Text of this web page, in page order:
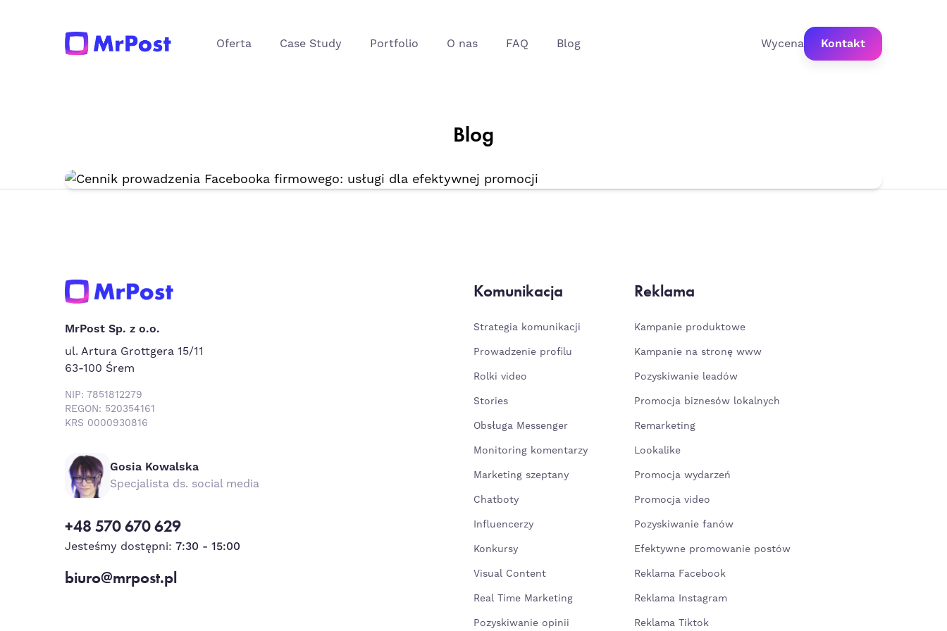
Oferta Case Study Portfolio O nas FAQ Blog Wycena Kontakt
Blog
MrPost Sp. z o.o.
ul. Artura Grottgera 15/11
63-100 Śrem
NIP: 7851812279
REGON: 520354161
KRS 0000930816
Gosia Kowalska
Specjalista ds. social media
+48 570 670 629
Jesteśmy dostępni: 7:30 - 15:00
biuro@mrpost.pl
Komunikacja
Strategia komunikacji
Prowadzenie profilu
Rolki video
Stories
Obsługa Messenger
Monitoring komentarzy
Marketing szeptany
Chatboty
Influencerzy
Konkursy
Visual Content
Real Time Marketing
Pozyskiwanie opinii
Reklama
Kampanie produktowe
Kampanie na stronę www
Pozyskiwanie leadów
Promocja biznesów lokalnych
Remarketing
Lookalike
Promocja wydarzeń
Promocja video
Pozyskiwanie fanów
Efektywne promowanie postów
Reklama Facebook
Reklama Instagram
Reklama Tiktok